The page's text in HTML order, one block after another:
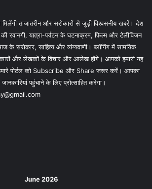
मिलेंगी ताजातरीन और सरोकारों से जुड़ी विश्वसनीय खबरें। देश
रवानगी, यात्रा-पर्यटन के घटनाक्रम, फिल्म और टेलीविजन
के सरोकार, साहित्य और व्यंग्यवाणी। ब्लॉगिंग में सामयिक
और लेखकों के विचार और आलेख होंगे। आपको हमारी यह
पोर्टल को Subscribe और Share जरूर करें। आपका
पहुंचाने के लिए प्रोत्साहित करेगा।
June 2026